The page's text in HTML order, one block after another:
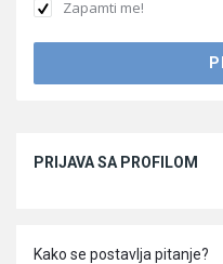
Zapamti me!
PRIJAVA SA PROFILOM
Kako se postavlja pitanje?